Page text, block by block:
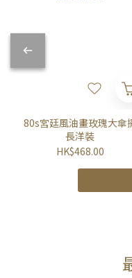
80s宮廷風油畫玫瑰大傘
長洋裝
HK$468.00